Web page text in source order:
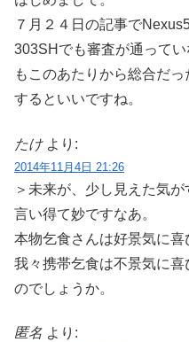
７月２４日の記事で
303SHでも審査が通って
もこのあたりから総合だ
するといいですね。
たけ より:
2014年11月4日 21:26
＞未来が、少し見えた気が
言い得て妙ですなあ。
本物乞食さんは好景気に喜
我々携帯乞食は不景気に
のでしょうか。
匿名 より: